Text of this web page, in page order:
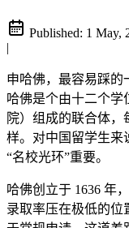
Published: 1 May,
|
申哈佛，最容易踩的
哈佛是个由十二个学
院）组成的联合体
样。对中国留学生来
“名校光环”重要。
哈佛创立于 1636 年
录取率压在极低的